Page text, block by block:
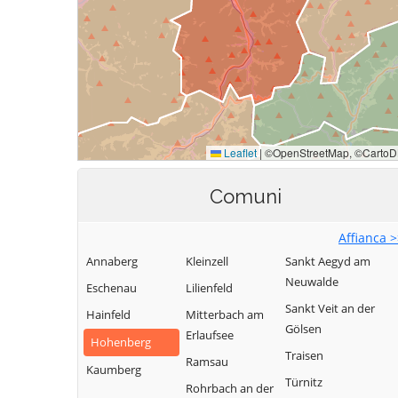
Comuni
Affianca
Annaberg
Eschenau
Hainfeld
Hohenberg
Kaumberg
Kleinzell
Lilienfeld
Mitterbach am
Erlaufsee
Ramsau
Rohrbach an der
Sankt Aegyd am
Neuwalde
Sankt Veit an der
Gölsen
Traisen
Türnitz